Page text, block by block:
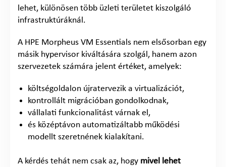
lehet, különösen több üzleti területet kiszolgáló
infrastruktúráknál.
A HPE Morpheus VM Essentials nem elsősorban egy
másik hypervisor kiváltására szolgál, hanem azon
szervezetek számára jelent értéket, amelyek:
költségoldalon újratervezik a virtualizációt,
kontrollált migrációban gondolkodnak,
vállalati funkcionalitást várnak el,
és középtávon automatizáltabb működési
modellt szeretnének kialakítani.
A kérdés tehát nem csak az, hogy mivel lehet